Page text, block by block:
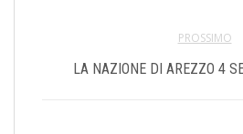
PROSSIMO
LA NAZIONE DI AREZZO 4